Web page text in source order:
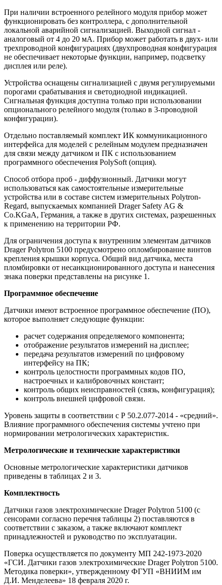
При наличии встроенного релейного модуля прибор может
функционировать без контроллера, с дополнительной
локальной аварийной сигнализацией. Выходной сигнал -
аналоговый от 4 до 20 мА. Прибор может работать в двух- или
трехпроводной конфигурациях (двухпроводная конфигурация
не обеспечивает некоторые функции, например, подсветку
дисплея или реле).
Устройства оснащены сигнализацией с двумя регулируемыми
порогами срабатывания и светодиодной индикацией.
Сигнальная функция доступна только при использовании
опционального релейного модуля (только в 3-проводной
конфигурации).
Отдельно поставляемый комплект ИК коммуникационного
интерфейса для моделей с релейным модулем предназначен
для связи между датчиком и ПК с использованием
программного обеспечения PolySoft (опция).
Способ отбора проб - диффузионный. Датчики могут
использоваться как самостоятельные измерительные
устройства или в составе систем измерительных Polytron-
Regard, выпускаемых компанией Drager Safety AG &
Co.KGaA, Германия, а также в других системах, разрешенных
к применению на территории РФ.
Для ограничения доступа к внутренним элементам датчиков
Drager Polytron 5100 предусмотрено опломбирование винтов
крепления крышки корпуса. Общий вид датчика, места
пломбировки от несанкционированного доступа и нанесения
знака поверки представлены на рисунке 1.
Программное обеспечение
Датчики имеют встроенное программное обеспечение (ПО),
которое выполняет следующие функции:
расчет содержания определяемого компонента;
отображение результатов измерений на дисплее;
передача результатов измерений по цифровому
интерфейсу на ПК;
контроль целостности программных кодов ПО,
настроечных и калибровочных констант;
контроль общих неисправностей (связь, конфигурация);
контроль внешней цифровой связи.
Уровень защиты в соответствии с Р 50.2.077-2014 - «средний».
Влияние программного обеспечения системы учтено при
нормировании метрологических характеристик.
Метрологические и технические характеристики
Основные метрологические характеристики датчиков
приведены в таблицах 2 и 3.
Комплектность
Датчики газов электрохимические Drager Polytron 5100 (с
сенсорами согласно перечня таблицы 2) поставляются в
соответствии с заказом, а также включают комплект
принадлежностей и руководство по эксплуатации.
Поверка осуществляется по документу МП 242-1973-2020
«ГСИ. Датчики газов электрохимические Drager Polytron 5100.
Методика поверки», утвержденному ФГУП «ВНИИМ им
Д.И. Менделеева» 18 февраля 2020 г.